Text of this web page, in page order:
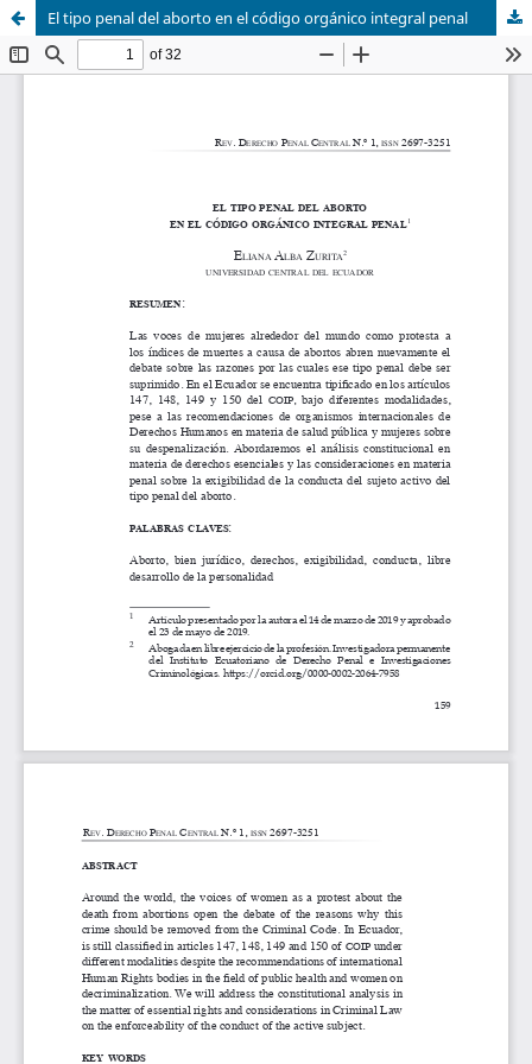
El tipo penal del aborto en el código orgánico integral penal